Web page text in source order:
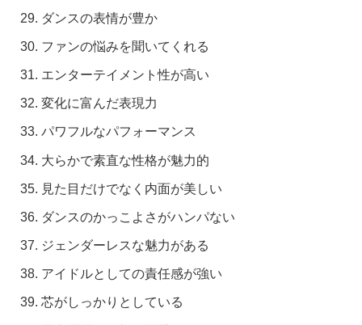
ダンスの表情が豊か
ファンの悩みを聞いてくれる
エンターテイメント性が高い
変化に富んだ表現力
パワフルなパフォーマンス
大らかで素直な性格が魅力的
見た目だけでなく内面が美しい
ダンスのかっこよさがハンパない
ジェンダーレスな魅力がある
アイドルとしての責任感が強い
芯がしっかりとしている